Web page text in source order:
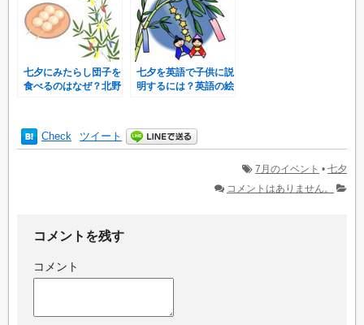
七夕にみたらし団子を
食べるのはなぜ？北野
七夕を英語で子供に説
明するには？英語の絵
Check ツイート
7月のイベント • 七夕
コメントはありません。
コメントを残す
コメント